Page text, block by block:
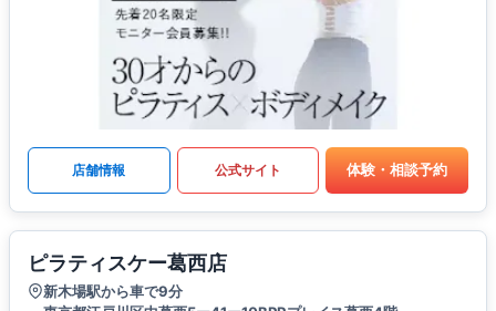
店舗情報 公式サイト 体験・相談予約
ピラティスケー葛西店
新木場駅から車で9分